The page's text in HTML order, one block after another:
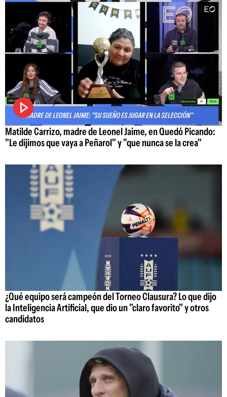
Matilde Carrizo, madre de Leonel Jaime, en Quedó Picando:
"Le dijimos que vaya a Peñarol" y "que nunca se la crea"
¿Qué equipo será campeón del Torneo Clausura? Lo que dijo
la Inteligencia Artificial, que dio un "claro favorito" y otros
candidatos